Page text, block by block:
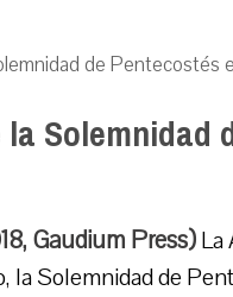
de Pentecostés
Solemnidad
Gaudium Press)La
Solemnidad de